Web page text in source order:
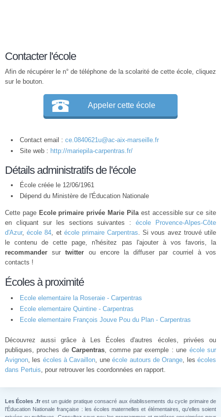
Contacter l'école
Afin de récupérer le n° de téléphone de la scolarité de cette école, cliquez
sur le bouton.
Appeler cette école
Contact email : ce.0840621u@ac-aix-marseille.fr
Site web : http://mariepila-carpentras.fr/
Détails administratifs de l'école
École créée le 12/06/1961
Dépend du Ministère de l'Éducation Nationale
Cette page Ecole primaire privée Marie Pilaest accessible sur ce site
en cliquant sur les sections suivantes :école Provence-Alpes-Côte
d'Azur,école 84, et école primaire Carpentras. Si vous avez trouvé utile
le contenu de cette page, n'hésitez pas l'ajouter à vos favoris, la
recommander surtwitter ou encore la diffuser par courriel à vos
contacts !
Écoles à proximité
Ecole elementaire la Roseraie - Carpentras
Ecole elementaire Quintine - Carpentras
Ecole elementaire François Jouve Pou du Plan - Carpentras
Découvrez aussi grâce à Les Écoles d'autres écoles, privées ou
publiques, proches deCarpentras, comme par exemple : une école sur
Avignon, les écoles à Cavaillon, uneécole autours de Orange, lesécoles
dans Pertuis, pour retrouver les coordonnées en rapport.
Les Écoles .frest un guide pratique consacré aux établissements du cycle primaire de
l'Éducation Nationale française : les écoles maternelles et élémentaires, qu'elles soient